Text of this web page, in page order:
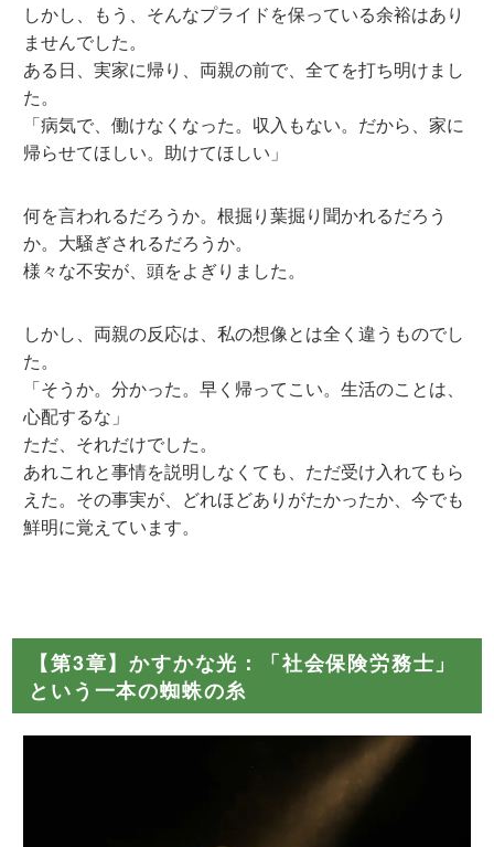
しかし、もう、そんなプライドを保っている余裕はあり
ませんでした。
ある日、実家に帰り、両親の前で、全てを打ち明けまし
た。
「病気で、働けなくなった。収入もない。だから、家に
帰らせてほしい。助けてほしい」
何を言われるだろうか。根掘り葉掘り聞かれるだろう
か。大騒ぎされるだろうか。
様々な不安が、頭をよぎりました。
しかし、両親の反応は、私の想像とは全く違うものでし
た。
「そうか。分かった。早く帰ってこい。生活のことは、
心配するな」
ただ、それだけでした。
あれこれと事情を説明しなくても、ただ受け入れてもら
えた。その事実が、どれほどありがたかったか、今でも
鮮明に覚えています。
【第3章】かすかな光：「社会保険労務士」
という一本の蜘蛛の糸